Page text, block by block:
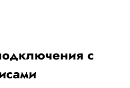
с